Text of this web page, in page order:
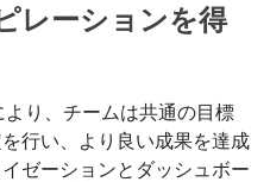
レーションを得
り、チームは共通の目標
行い、より良い成果を達成
ゼーションとダッシュボー